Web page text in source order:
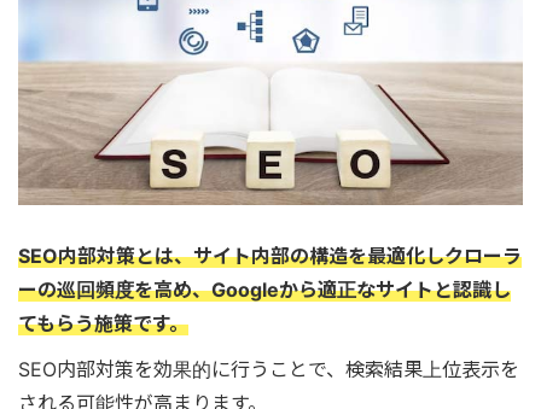
SEO内部対策とは、サイト内部の構造を最適化しクローラ
ーの巡回頻度を高め、Googleから適正なサイトと認識し
てもらう施策です。
SEO内部対策を効果的に行うことで、検索結果上位表示を
される可能性が高まります。